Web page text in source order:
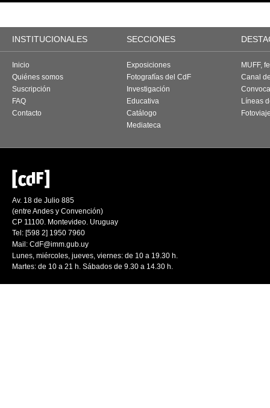
INSTITUCIONALES SECCIONES
Inicio
Quiénes somos
Suscripción
FAQ
Contacto
Exposiciones
Fotografías del CdF
Investigación
Educativa
Catálogo
Mediateca
MUFF,
Canal
Líneas
Av. 18 de Julio 885
(entre Andes y Convención)
CP 11100. Montevideo. Uruguay
Tel: [598 2] 1950 7960
Mail: CdF@imm.gub.uy
Lunes, miércoles, jueves, viernes: de 10 a 19.30 h.
Martes: de 10 a 21 h. Sábados de 9.30 a 14.30 h.